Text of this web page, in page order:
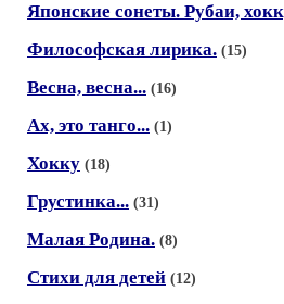
Японские сонеты. Рубаи,
Философская лирика. (15)
Весна, весна... (16)
Ах, это танго... (1)
Хокку (18)
Грустинка... (31)
Малая Родина. (8)
Стихи для детей (12)